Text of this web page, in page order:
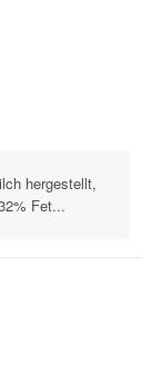
hergestellt,
Fet...